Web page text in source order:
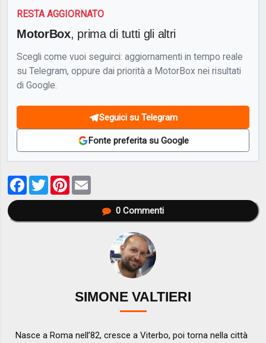
RESTA AGGIORNATO
MotorBox, prima di tutti gli altri
Scegli come vuoi seguirci: aggiornamenti in tempo reale
su Telegram, oppure dai priorità a MotorBox nei risultati
di Google.
Seguici su Telegram
Fonte preferita su Google
Facebook
TwitterPinterest
0Commenti
SIMONE VALTIERI
Nasce a Roma nell’82, cresce a Viterbo, poi torna nella città